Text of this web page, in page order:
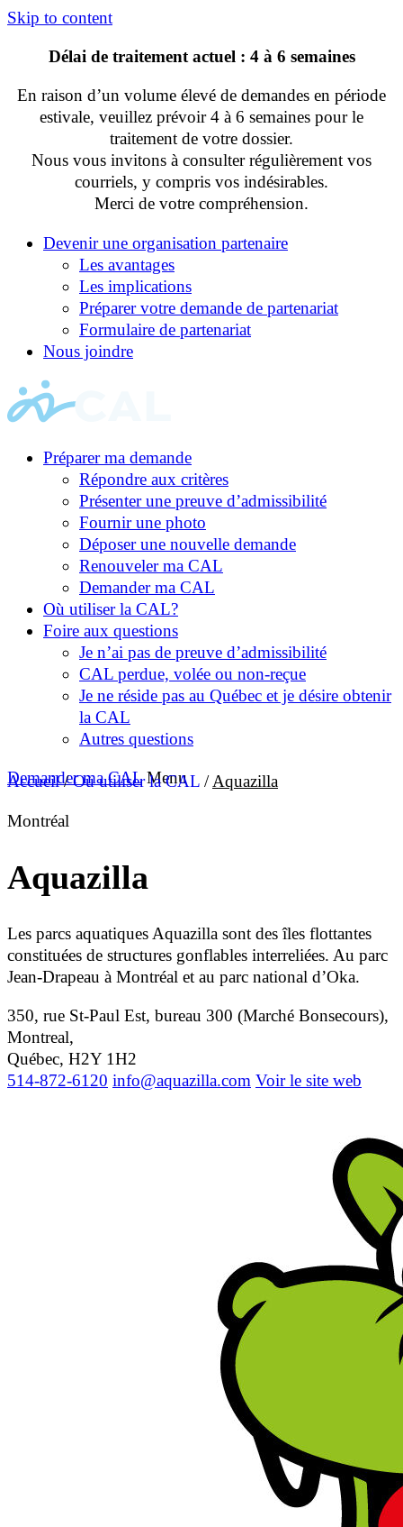
Skip to content
Délai de traitement actuel : 4 à 6 semaines
En raison d’un volume élevé de demandes en période
estivale, veuillez prévoir 4 à 6 semaines pour le
traitement de votre dossier.
Nous vous invitons à consulter régulièrement vos
courriels, y compris vos indésirables.
Merci de votre compréhension.
Devenir une organisation partenaire
Les avantages
Les implications
Préparer votre demande de partenariat
Formulaire de partenariat
Nous joindre
Préparer ma demande
Répondre aux critères
Présenter une preuve d’admissibilité
Fournir une photo
Déposer une nouvelle demande
Renouveler ma CAL
Demander ma CAL
Où utiliser la CAL?
Foire aux questions
Je n’ai pas de preuve d’admissibilité
CAL perdue, volée ou non-reçue
Je ne réside pas au Québec et je désire obtenir
la CAL
Autres questions
Demander ma CAL Menu
Accueil/Où utiliser la CAL /Aquazilla
Montréal
Aquazilla
Les parcs aquatiques Aquazilla sont des îles flottantes
constituées de structures gonflables interreliées. Au parc
Jean-Drapeau à Montréal et au parc national d’Oka.
350, rue St-Paul Est, bureau 300 (Marché Bonsecours),
Montreal,
Québec, H2Y 1H2
514-872-6120 info@aquazilla.com Voir le site web